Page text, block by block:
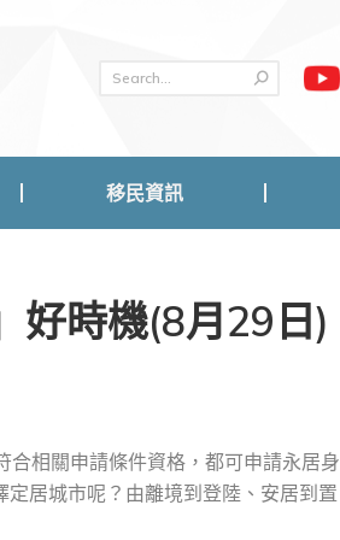
移民資訊
好時機(8月29日)
相關申請條件資格，都可申請永居身
居城市呢？由離境到登陸、安居到置